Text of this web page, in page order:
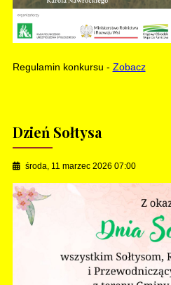
Regulamin konkursu - Zobacz
Dzień Sołtysa
środa, 11 marzec 2026 07:00